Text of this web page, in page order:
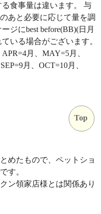
食事量は違います。 与
あと必要に応じて量を調
ジにbest before(BB)(日月
いる場合がございます。
月、MAY=5月、
月、OCT=10月、
Top
めたもので、ペットショ
す。
ン領家店様とは関係あり